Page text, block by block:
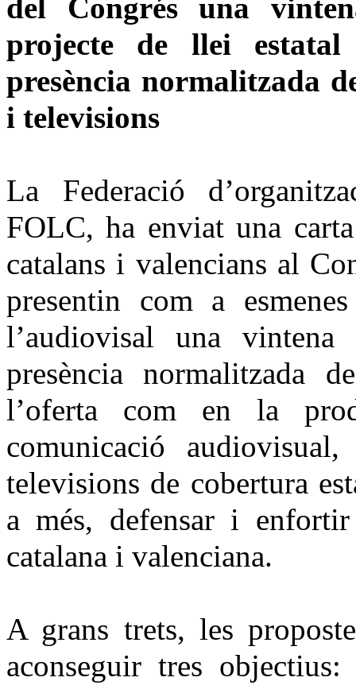
del Congrés una
projecte de llei
presència normalitzada
i televisions
La Federació
FOLC, ha enviat una
catalans i valencians al
presentin com a
l’audiovisal una
presència normalitzada
l’oferta com en la
comunicació
televisions de cobertura
a més, defensar i
catalana i valenciana.
A grans trets, les
aconseguir tres